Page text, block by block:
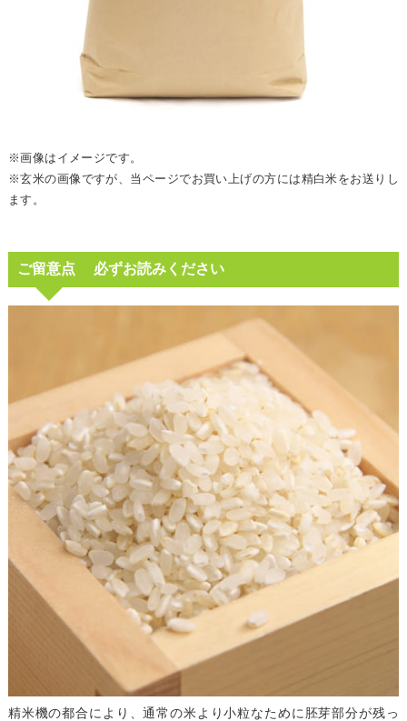
※画像はイメージです。
※玄米の画像ですが、当ページでお買い上げの方には精白米をお送りし
ます。
ご留意点 必ずお読みください
精米機の都合により、通常の米より小粒なために胚芽部分が残っ